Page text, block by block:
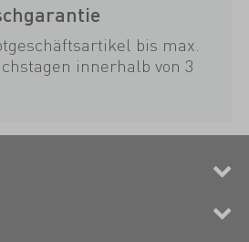
bis max.
innerhalb von 3